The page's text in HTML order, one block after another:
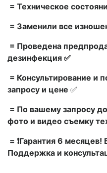
= Техническое
= Заменили все
= Проведена
дезинфекция ✅
= Консультирование и
запросу и цене ✅
= По вашему запросу
фото и видео съемку
= ❗Гарантия 6 месяцев!
Поддержка и